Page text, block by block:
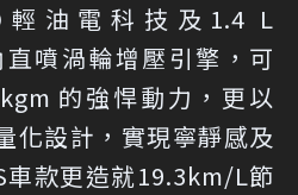
輕油電科技及1.4 L
直噴渦輪增壓引擎，可
的強悍動力，更以
化設計，實現寧靜感及
車款更造就19.3km/L節